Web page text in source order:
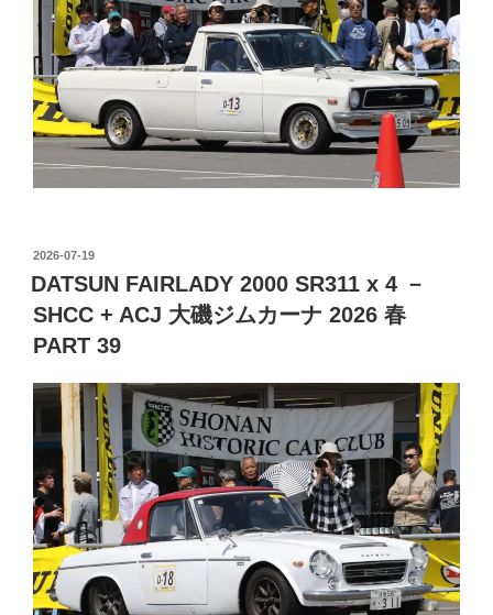
投
稿
日:
2026-07-19
DATSUN FAIRLADY 2000 SR311 x 4 －
SHCC + ACJ 大磯ジムカーナ 2026 春
PART 39